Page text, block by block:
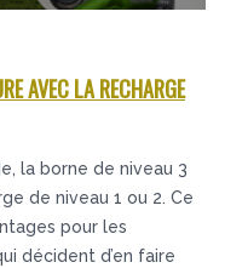
AVEC LA RECHARGE
la borne de niveau 3
de niveau 1 ou 2. Ce
pour les
décident d’en faire